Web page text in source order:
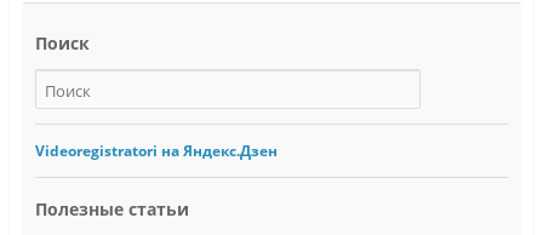
Поиск
Videoregistratori на Яндекс.Дзен
Полезные статьи